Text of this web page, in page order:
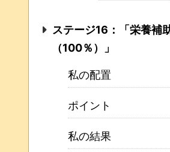
ステージ16：「栄養補
（100％）」
私の配置
ポイント
私の結果